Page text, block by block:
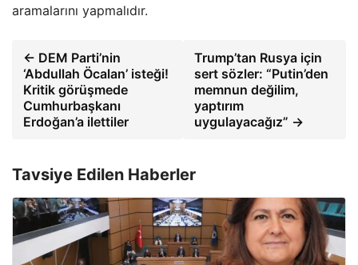
aramalarını yapmalıdır.
← DEM Parti’nin
‘Abdullah Öcalan’ isteği!
Kritik görüşmede
Cumhurbaşkanı
Erdoğan’a ilettiler
Trump’tan Rusya için
sert sözler: “Putin’den
memnun değilim,
yaptırım
uygulayacağız” →
Tavsiye Edilen Haberler